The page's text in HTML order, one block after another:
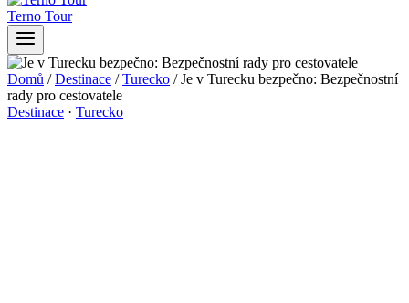
Terno Tour
Domů / Destinace / Turecko / Je v Turecku bezpečno: Bezpečnostní
rady pro cestovatele
Destinace · Turecko